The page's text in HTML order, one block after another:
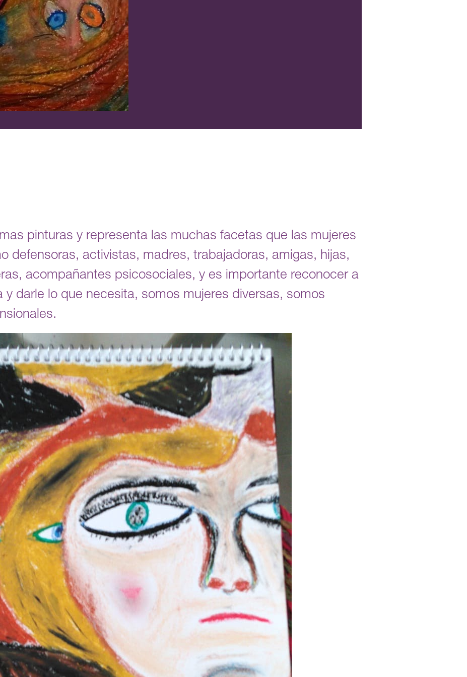
pinturas y representa las muchas facetas que las mujeres
defensoras, activistas, madres, trabajadoras, amigas, hijas,
acompañantes psicosociales, y es importante reconocer a
y darle lo que necesita, somos mujeres diversas, somos